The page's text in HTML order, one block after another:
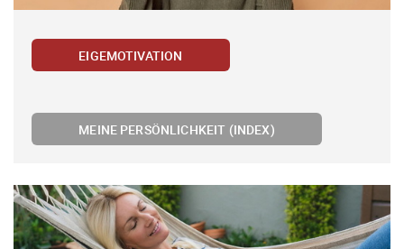
EIGEMOTIVATION
MEINE PERSÖNLICHKEIT (INDEX)